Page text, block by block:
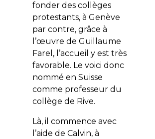
fonder des collèges
protestants, à Genève
par contre, grâce à
l’œuvre de Guillaume
Farel, l’accueil y est très
favorable. Le voici donc
nommé en Suisse
comme professeur du
collège de Rive.
Là, il commence avec
l’aide de Calvin, à